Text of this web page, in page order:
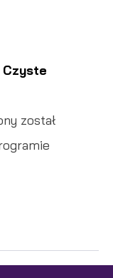
Czyste
został